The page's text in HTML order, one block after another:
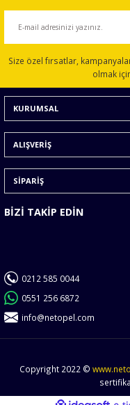
Ürün açıklamasında
Ürün bilgilerinde
Ürün fiyatı diğer
Bu ürüne benzer farklı
Size özel fırsatlar,
olmak
KURUMSAL
ALIŞVERİŞ
SİPARİŞ
BİZİ TAKİP EDİN
0212 585 0044
0551 256 6872
info@netopel.com
Copyright 2022 ©